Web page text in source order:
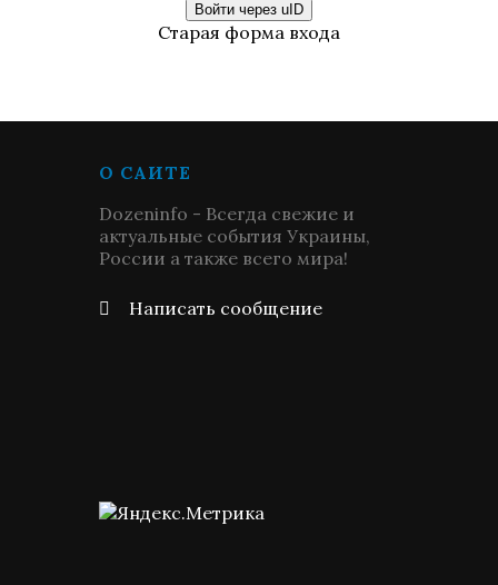
Войти через uID
Старая форма входа
О САЙТЕ
Dozeninfo - Всегда свежие и
актуальные события Украины,
России а также всего мира!
Написать сообщение